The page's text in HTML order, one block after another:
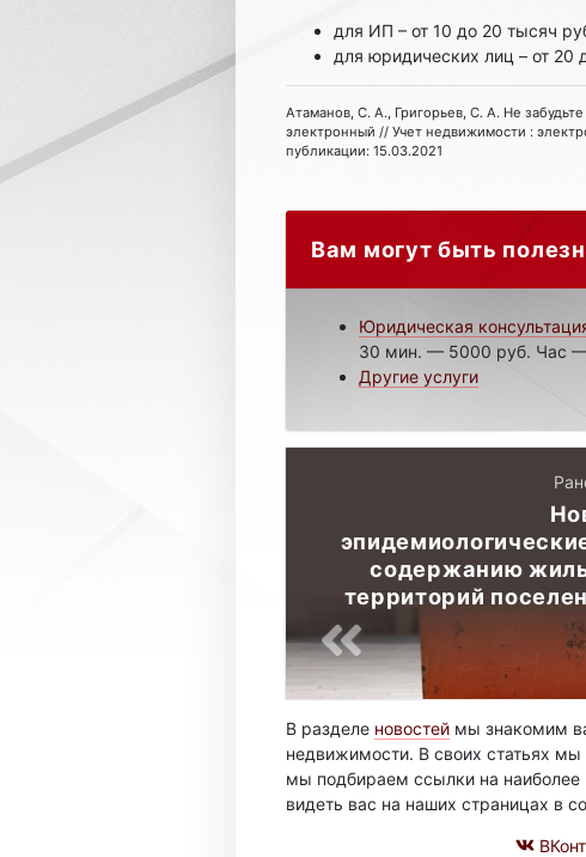
для ИП – от 10 до 20 тысяч
для юридических лиц – от 20
Атаманов, С. А., Григорьев, С. А. Не
электронный // Учет недвижимости :
публикации: 15.03.2021
Вам могут быть
Юридическая
30 мин. — 5000 руб. Час
Другие услуги
содержанию
территорий
В разделе новостей мы знакомим
недвижимости. В своих статьях
мы подбираем ссылки на
видеть вас на наших страницах в